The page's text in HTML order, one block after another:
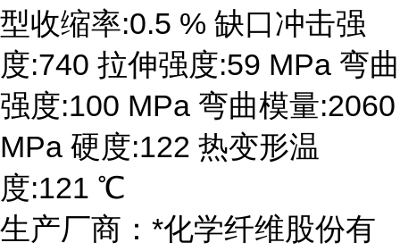
型收缩率:0.5 % 缺口冲击强
度:740 拉伸强度:59 MPa 弯曲
强度:100 MPa 弯曲模量:2060
MPa 硬度:122 热变形温
度:121 ℃
生产厂商：*化学纤维股份有